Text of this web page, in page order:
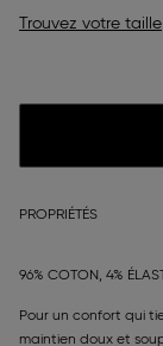
Trouvez votre taille
PROPRIÉTÉS
96% COTON, 4%
Pour un confort qui
maintien doux et